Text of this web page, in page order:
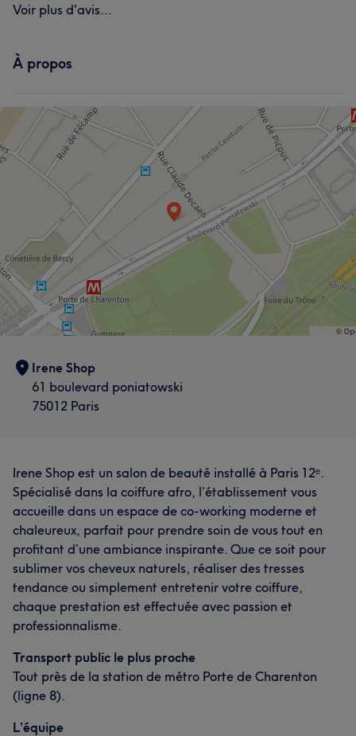
Voir plus d'avis...
À propos
Irene Shop
61 boulevard poniatowski
75012 Paris
Irene Shop est un salon de beauté installé à Paris 12ᵉ.
Spécialisé dans la coiffure afro, l’établissement vous
accueille dans un espace de co-working moderne et
chaleureux, parfait pour prendre soin de vous tout en
profitant d’une ambiance inspirante. Que ce soit pour
sublimer vos cheveux naturels, réaliser des tresses
tendance ou simplement entretenir votre coiffure,
chaque prestation est effectuée avec passion et
professionnalisme.
Transport public le plus proche
Tout près de la station de métro Porte de Charenton
(ligne 8).
L’équipe